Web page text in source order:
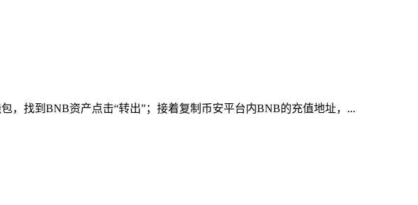
，找到BNB资产点击“转出”；接着复制币安平台内BNB的充值地址，...